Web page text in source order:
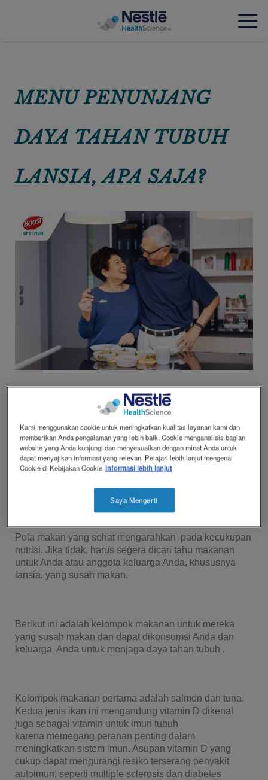
content
Tentang kami
Orang-orang kami
Artikel
Contact
revamp
Beli Sekarang
Hubungi Kami
Inspirasi Sahabat NHS
Social
revamp
v2
MENU PENUNJANG
DAYA TAHAN TUBUH
LANSIA, APA SAJA?
Bertambahnya usia membuat kinerja tubuh semakin
berkurang. Kemampuan sistem kekebalan tubuh untuk
menjaga dan melawan virus serta bakteri penyebab
penyakit pun ikut menurun. Maka, penting bagi Anda
dan keluarga  untuk menjalani diet seimbang.
Pola makan yang sehat mengarahkan  pada kecukupan
nutrisi. Jika tidak, harus segera dicari tahu makanan
untuk Anda atau anggota keluarga Anda, khususnya
lansia, yang susah makan.
Berikut ini adalah kelompok makanan untuk mereka
yang susah makan dan dapat dikonsumsi Anda dan
keluarga  Anda untuk menjaga daya tahan tubuh .
Kelompok makanan pertama adalah salmon dan tuna.
Kedua jenis ikan ini mengandung vitamin D dikenal
juga sebagai vitamin untuk imun tubuh
karena memegang peranan penting dalam
meningkatkan sistem imun. Asupan vitamin D yang
cukup dapat mengurangi resiko terserang penyakit
autoimun, seperti multiple sclerosis dan diabetes
Kami menggunakan cookie untuk meningkatkan kualitas layanan kami dan
memberikan Anda pengalaman yang lebih baik. Cookie menganalisis bagian
website yang Anda kunjungi dan menyesuaikan dengan minat Anda untuk
dapat menyajikan informasi yang relevan. Pelajari lebih lanjut mengenai
Cookie di Kebijakan Cookie Informasi lebih lanjut
Saya Mengerti